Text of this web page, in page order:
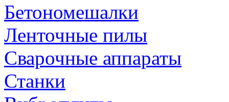
Бетономешалки
Ленточные пилы
Сварочные аппараты
Станки